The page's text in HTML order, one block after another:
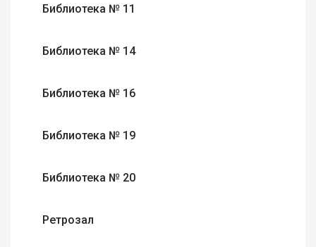
Библиотека № 11
Библиотека № 14
Библиотека № 16
Библиотека № 19
Библиотека № 20
Ретрозал